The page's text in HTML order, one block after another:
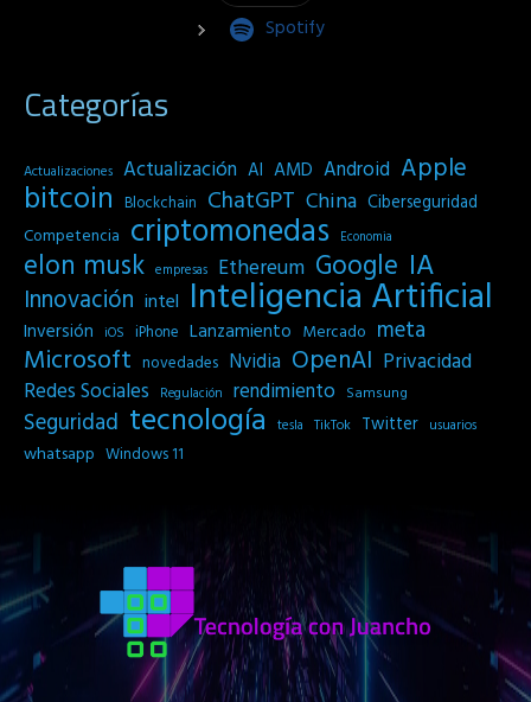
Spotify
Categorías
Actualizaciones Actualización AI AMD Android Apple
bitcoin Blockchain ChatGPT China Ciberseguridad
Competencia criptomonedas Economia
elon musk empresas Ethereum Google IA
Innovación intel Inteligencia Artificial
Inversión iOS iPhone Lanzamiento Mercado meta
Microsoft novedades Nvidia OpenAI Privacidad
Redes Sociales
Regulación rendimiento Samsung
Seguridad tecnología tesla TikTok Twitter usuarios
whatsapp Windows 11